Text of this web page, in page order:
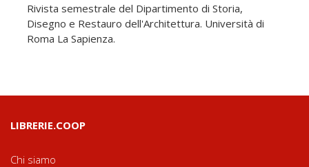
Rivista semestrale del Dipartimento di Storia,
Disegno e Restauro dell'Architettura. Università di
Roma La Sapienza.
LIBRERIE.COOP
Chi siamo